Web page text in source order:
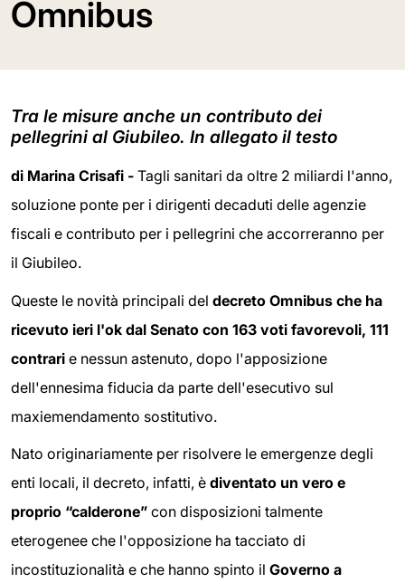
Omnibus
Tra le misure anche un contributo dei
pellegrini al Giubileo. In allegato il testo
di Marina Crisafi - Tagli sanitari da oltre 2 miliardi l'anno,
soluzione ponte per i dirigenti decaduti delle agenzie
fiscali e contributo per i pellegrini che accorreranno per
il Giubileo.
Queste le novità principali del decreto Omnibus che ha
ricevuto ieri l'ok dal Senato con 163 voti favorevoli, 111
contrari e nessun astenuto, dopo l'apposizione
dell'ennesima fiducia da parte dell'esecutivo sul
maxiemendamento sostitutivo.
Nato originariamente per risolvere le emergenze degli
enti locali, il decreto, infatti, è diventato un vero e
proprio “calderone” con disposizioni talmente
eterogenee che l'opposizione ha tacciato di
incostituzionalità e che hanno spinto il Governo a